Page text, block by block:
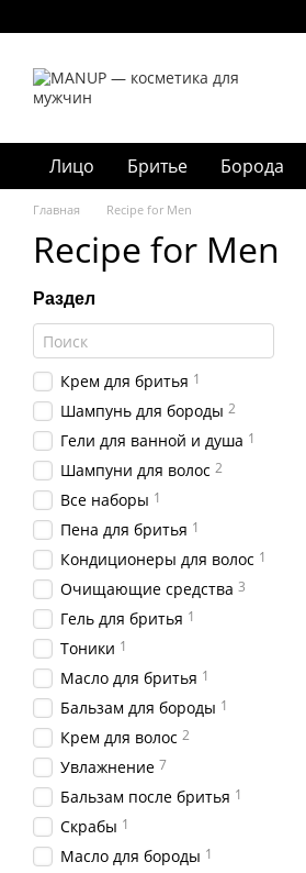
Лицо Бритье Борода
Главная Recipe for Men
Recipe for Men
Раздел
Крем для бритья 1
Шампунь для бороды 2
Гели для ванной и душа 1
Шампуни для волос 2
Все наборы 1
Пена для бритья 1
Кондиционеры для волос 1
Очищающие средства 3
Гель для бритья 1
Тоники 1
Масло для бритья 1
Бальзам для бороды 1
Крем для волос 2
Увлажнение 7
Бальзам после бритья 1
Скрабы 1
Масло для бороды 1